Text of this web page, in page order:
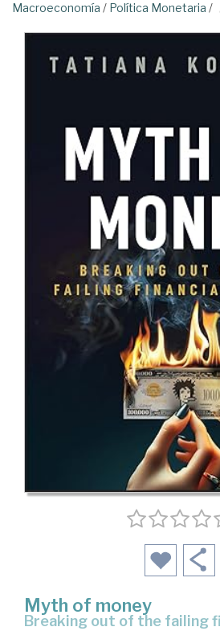
Macroeconomía / Política Monetaria /
Myth of money
breaking out of the failing